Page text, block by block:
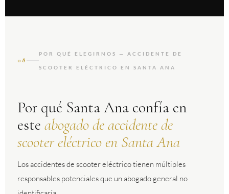
08
POR QUÉ ELEGIRNOS — ACCIDENTE DE
SCOOTER ELÉCTRICO EN SANTA ANA
Por qué Santa Ana confía en
este abogado de accidente de
scooter eléctrico en Santa Ana
Los accidentes de scooter eléctrico tienen múltiples
responsables potenciales que un abogado general no